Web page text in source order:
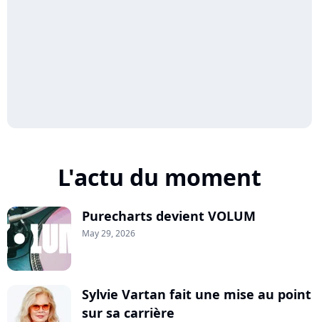
L'actu du moment
Purecharts devient VOLUM
May 29, 2026
Sylvie Vartan fait une mise au point
sur sa carrière